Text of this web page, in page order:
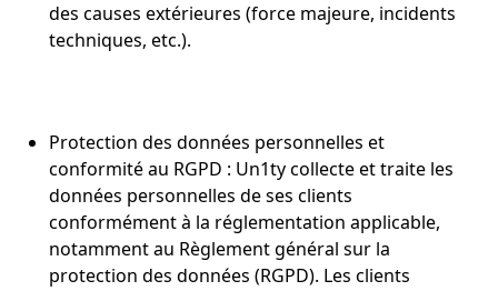
des causes extérieures (force majeure, incidents
techniques, etc.).
Protection des données personnelles et
conformité au RGPD : Un1ty collecte et traite les
données personnelles de ses clients
conformément à la réglementation applicable,
notamment au Règlement général sur la
protection des données (RGPD). Les clients